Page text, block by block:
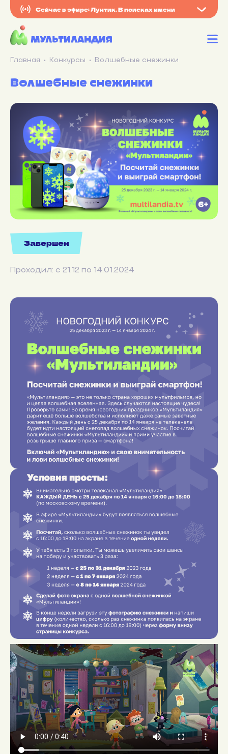
Сейчас в эфире: Лунтик. В поисках имени
Главная Конкурсы Волшебные снежинки
Волшебные снежинки
Завершен
Проходил: с 21.12 по 14.01.2024